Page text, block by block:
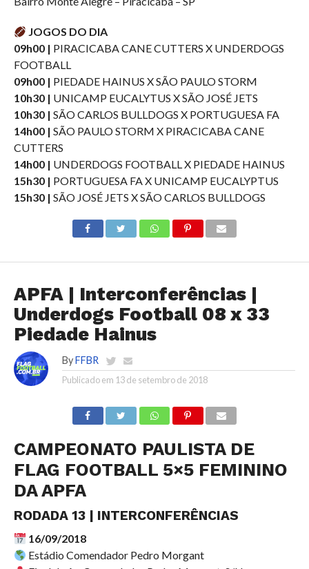
JOGOS DO DIA
09h00 | PIRACICABA CANE CUTTERS X UNDERDOGS
FOOTBALL
09h00 | PIEDADE HAINUS X SÃO PAULO STORM
10h30 | UNICAMP EUCALYTUS X SÃO JOSÉ JETS
10h30 | SÃO CARLOS BULLDOGS X PORTUGUESA FA
14h00 | SÃO PAULO STORM X PIRACICABA CANE
CUTTERS
14h00 | UNDERDOGS FOOTBALL X PIEDADE HAINUS
15h30 | PORTUGUESA FA X UNICAMP EUCALYPTUS
15h30 | SÃO JOSÉ JETS X SÃO CARLOS BULLDOGS
APFA | Interconferências |
Underdogs Football 08 x 33
Piedade Hainus
By FFBR
Publicado em 13 de setembro de 2018
CAMPEONATO PAULISTA DE
FLAG FOOTBALL 5×5 FEMININO
DA APFA
RODADA 13 | INTERCONFERÊNCIAS
16/09/2018
Estádio Comendador Pedro Morgant